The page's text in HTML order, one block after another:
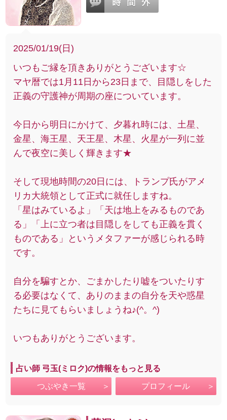
2025/01/19(日)
いつもご縁を頂きありがとうございます☆
マヤ暦では1月11日から23日まで、目隠しをした
正義の守護神が周期の座についています。
今日から明日にかけて、夕暮れ時には、土星、
金星、海王星、天王星、木星、火星が一列に並
んで夜空に美しく輝きます★
そして現地時間の20日には、トランプ氏がアメ
リカ大統領として正式に就任しますね。
「星はみているよ」「天は地上をみるものであ
る」「上に立つ者は目隠しをしても正義を貫く
ものである」というメタファーが感じられる時
です。
自分を騙すとか、ごまかしたり嘘をついたりす
る必要はなくて、ありのままの自分を天や惑星
たちに見てもらいましょうね♪(^。^)
いつもありがとうございます。
占い師 弓玉(ミロク)の情報をもっと見る
つぶやき一覧 プロフィール